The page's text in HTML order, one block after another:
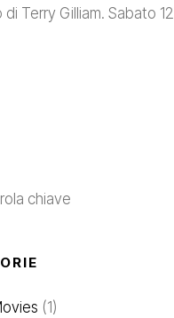
di Terry Gilliam. Sabato 12
(1)